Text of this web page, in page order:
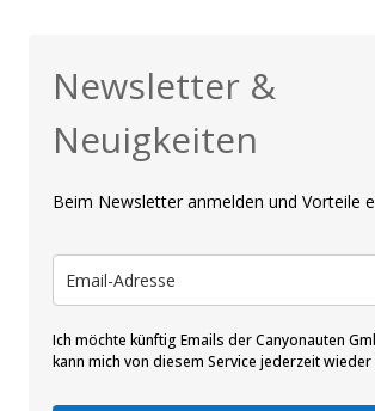
Newsletter &
Neuigkeiten
Beim Newsletter anmelden und Vorteile
Ich möchte künftig Emails der Canyonauten
kann mich von diesem Service jederzeit